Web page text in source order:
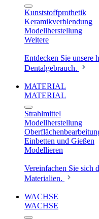
Kunststoffprothetik
Keramikverblendung
Modellherstellung
Weitere
Entdecken Sie unsere
Dentalgebrauch.
MATERIAL
MATERIAL
Strahlmittel
Modellherstellung
Einbetten und Gießen
Modellieren
Vereinfachen Sie sich
Materialien.
WACHSE
WACHSE